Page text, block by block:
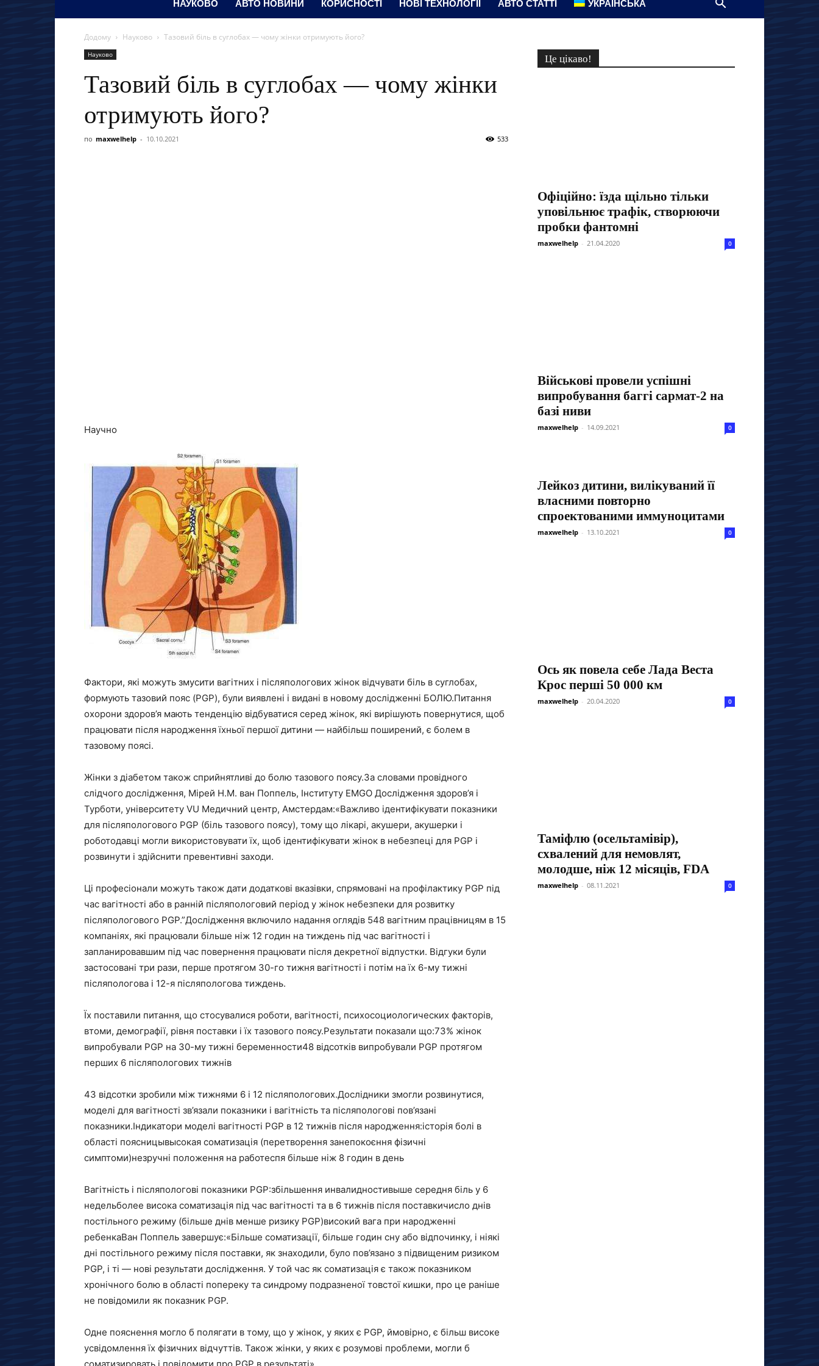
НАУКОВО АВТО НОВИНИ КОРИСНОСТІ НОВІ ТЕХНОЛОГІЇ АВТО СТАТТІ УКРАЇНСЬКА
Додому Науково Тазовий біль в суглобах — чому жінки отримують його?
Науково
Тазовий біль в суглобах — чому жінки
отримують його?
по maxwelhelp - 10.10.2021 533
Научно
Фактори, які можуть змусити вагітних і післяпологових жінок відчувати біль в суглобах,
формують тазовий пояс (PGP), були виявлені і видані в новому дослідженні БОЛЮ.Питання
охорони здоров’я мають тенденцію відбуватися серед жінок, які вирішують повернутися, щоб
працювати після народження їхньої першої дитини — найбільш поширений, є болем в
тазовому поясі.
Жінки з діабетом також сприйнятливі до болю тазового поясу.За словами провідного
слідчого дослідження, Мірей Н.М. ван Поппель, Інституту EMGO Дослідження здоров’я і
Турботи, університету VU Медичний центр, Амстердам:«Важливо ідентифікувати показники
для післяпологового PGP (біль тазового поясу), тому що лікарі, акушери, акушерки і
роботодавці могли використовувати їх, щоб ідентифікувати жінок в небезпеці для PGP і
розвинути і здійснити превентивні заходи.
Ці професіонали можуть також дати додаткові вказівки, спрямовані на профілактику PGP під
час вагітності або в ранній післяпологовий період у жінок небезпеки для розвитку
післяпологового PGP.”Дослідження включило надання оглядів 548 вагітним працівницям в 15
компаніях, які працювали більше ніж 12 годин на тиждень під час вагітності і
запланировавшим під час повернення працювати після декретної відпустки. Відгуки були
застосовані три рази, перше протягом 30-го тижня вагітності і потім на їх 6-му тижні
післяпологова і 12-я післяпологова тиждень.
Їх поставили питання, що стосувалися роботи, вагітності, психосоциологических факторів,
втоми, демографії, рівня поставки і їх тазового поясу.Результати показали що:73% жінок
випробували PGP на 30-му тижні беременности48 відсотків випробували PGP протягом
перших 6 післяпологових тижнів
43 відсотки зробили між тижнями 6 і 12 післяпологових.Дослідники змогли розвинутися,
моделі для вагітності зв’язали показники і вагітність та післяпологові пов’язані
показники.Індикатори моделі вагітності PGP в 12 тижнів після народження:історія болі в
області поясницывысокая соматизація (перетворення занепокоєння фізичні
симптоми)незручні положення на работеспя більше ніж 8 годин в день
Вагітність і післяпологові показники PGP:збільшення инвалидностивыше середня біль у 6
недельболее висока соматизація під час вагітності та в 6 тижнів після поставкичисло днів
постільного режиму (більше днів менше ризику PGP)високий вага при народженні
ребенкаВан Поппель завершує:«Більше соматизації, більше годин сну або відпочинку, і ніякі
дні постільного режиму після поставки, як знаходили, було пов’язано з підвищеним ризиком
PGP, і ті — нові результати дослідження. У той час як соматизація є також показником
хронічного болю в області попереку та синдрому подразненої товстої кишки, про це раніше
не повідомили як показник PGP.
Одне пояснення могло б полягати в тому, що у жінок, у яких є PGP, ймовірно, є більш високе
усвідомлення їх фізичних відчуттів. Також жінки, у яких є розумові проблеми, могли б
Це цікаво!
Офіційно: їзда щільно тільки
уповільнює трафік, створюючи
пробки фантомні
maxwelhelp - 21.04.2020 0
Військові провели успішні
випробування баггі сармат-2 на
базі ниви
maxwelhelp - 14.09.2021 0
Лейкоз дитини, вилікуваний її
власними повторно
спроектованими иммуноцитами
maxwelhelp - 13.10.2021 0
Ось як повела себе Лада Веста
Крос перші 50 000 км
maxwelhelp - 20.04.2020 0
Таміфлю (осельтамівір),
схвалений для немовлят,
молодше, ніж 12 місяців, FDA
maxwelhelp - 08.11.2021 0